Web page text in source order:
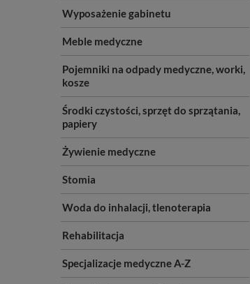
Wyposażenie gabinetu
Meble medyczne
Pojemniki na odpady medyczne, worki,
kosze
Środki czystości, sprzęt do sprzątania,
papiery
Żywienie medyczne
Stomia
Woda do inhalacji, tlenoterapia
Rehabilitacja
Specjalizacje medyczne A-Z